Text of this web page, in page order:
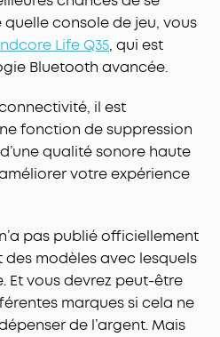
console de jeu, vous
Life Q35, qui est
Bluetooth avancée.
il est
fonction de suppression
qualité sonore haute
votre expérience
pas publié officiellement
des modèles avec lesquels
Et vous devrez peut-être
marques si cela ne
de l’argent. Mais